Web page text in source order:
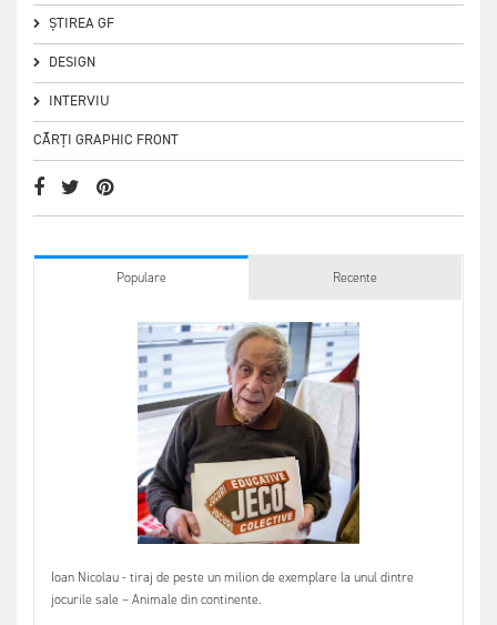
ȘTIREA GF
DESIGN
INTERVIU
CĂRȚI GRAPHIC FRONT
Populare Recente
Ioan Nicolau - tiraj de peste un milion de exemplare la unul dintre
jocurile sale – Animale din continente.